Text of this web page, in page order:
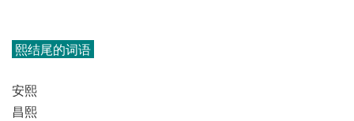
熙结尾的词语
安熙
昌熙